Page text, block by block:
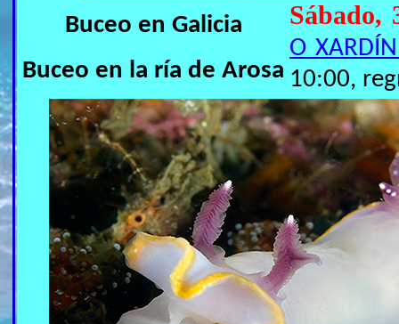
Buceo en Galicia
Buceo en la ría de Arosa
Sábado,
O
10:00,